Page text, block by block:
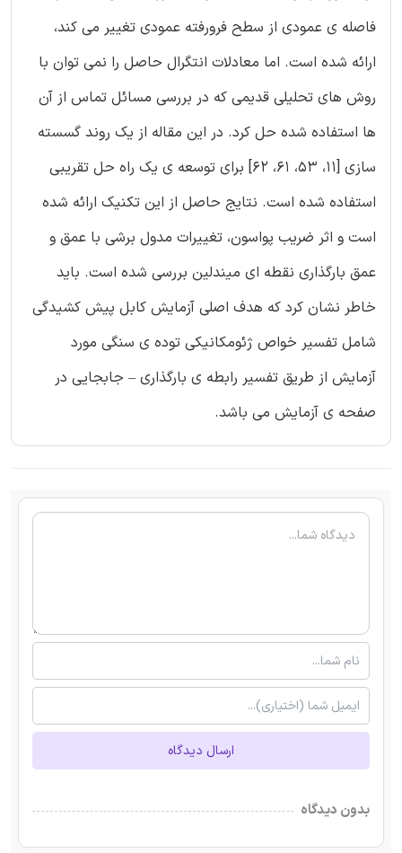
فاصله ی عمودی از سطح فرورفته عمودی تغییر می کند،
ارائه شده است. اما معادلات انتگرال حاصل را نمی توان با
روش های تحلیلی قدیمی که در بررسی مسائل تماس از آن
ها استفاده شده حل کرد. در این مقاله از یک روند گسسته
سازی [11، 53، 61، 62] برای توسعه ی یک راه حل تقریبی
استفاده شده است. نتایج حاصل از این تکنیک ارائه شده
است و اثر ضریب پواسون، تغییرات مدول برشی با عمق و
عمق بارگذاری نقطه ای میندلین بررسی شده است. باید
خاطر نشان کرد که هدف اصلی آزمایش کابل پیش کشیدگی
شامل تفسیر خواص ژئومکانیکی توده ی سنگی مورد
آزمایش از طریق تفسیر رابطه ی بارگذاری – جابجایی در
صفحه ی آزمایش می باشد.
ارسال دیدگاه
بدون دیدگاه